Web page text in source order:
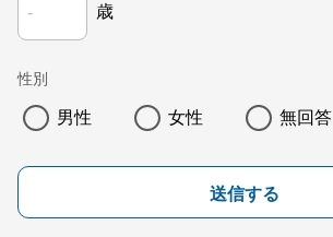
歳
性別
男性 女性 無回答
送信する